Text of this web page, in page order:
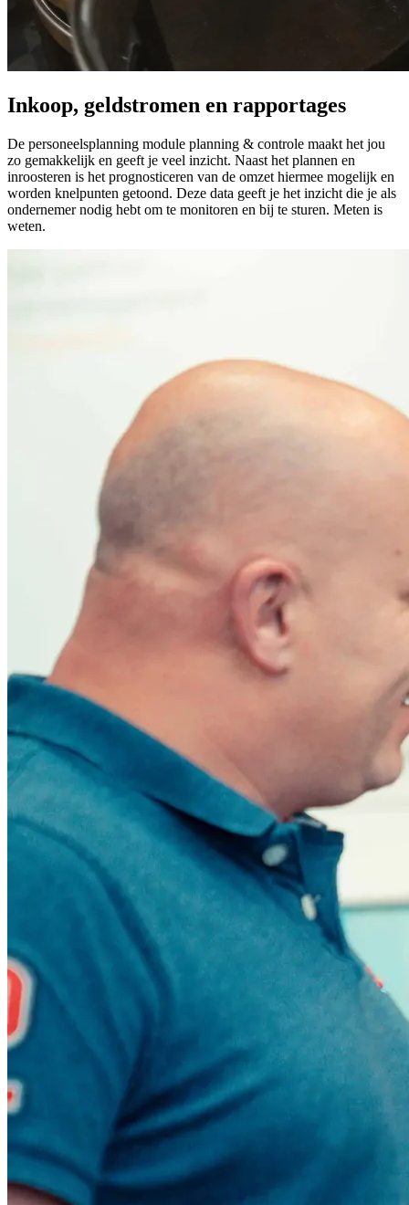
Inkoop, geldstromen en rapportages
De personeelsplanning module planning & controle maakt het jou
zo gemakkelijk en geeft je veel inzicht. Naast het plannen en
inroosteren is het prognosticeren van de omzet hiermee mogelijk en
worden knelpunten getoond. Deze data geeft je het inzicht die je als
ondernemer nodig hebt om te monitoren en bij te sturen. Meten is
weten.